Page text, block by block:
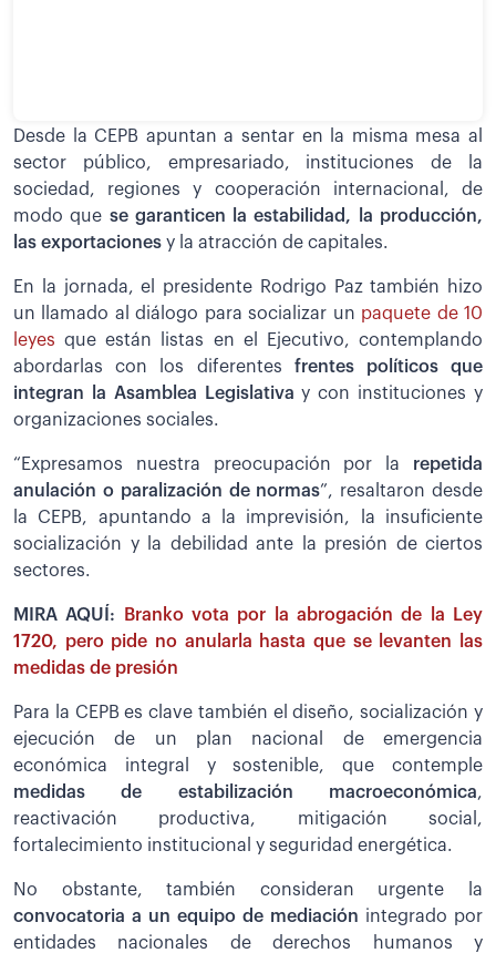
Desde la CEPB apuntan a sentar en la misma mesa al
sector público, empresariado, instituciones de la
sociedad, regiones y cooperación internacional, de
modo que se garanticen la estabilidad, la producción,
las exportaciones y la atracción de capitales.
En la jornada, el presidente Rodrigo Paz también hizo
un llamado al diálogo para socializar un paquete de 10
leyes que están listas en el Ejecutivo, contemplando
abordarlas con los diferentes frentes políticos que
integran la Asamblea Legislativay con instituciones y
organizaciones sociales.
“Expresamos nuestra preocupación por la repetida
anulación o paralización de normas”, resaltaron desde
la CEPB, apuntando a la imprevisión, la insuficiente
socialización y la debilidad ante la presión de ciertos
sectores.
MIRA AQUÍ:
Branko vota por la abrogación de la Ley
1720, pero pide no anularla hasta que se levanten las
medidas de presión
Para la CEPB es clave también el diseño, socialización y
ejecución de un plan nacional de emergencia
económica integral y sostenible, que contemple
medidas de estabilización macroeconómica,
reactivación productiva, mitigación social,
fortalecimiento institucional y seguridad energética.
No obstante, también consideran urgente la
convocatoria a un equipo de mediación integrado por
entidades nacionales de derechos humanos y